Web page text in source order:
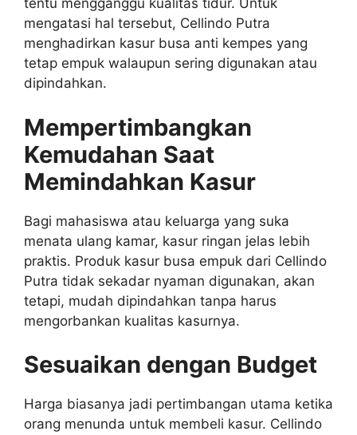
tentu mengganggu kualitas tidur. Untuk
mengatasi hal tersebut, Cellindo Putra
menghadirkan kasur busa anti kempes yang
tetap empuk walaupun sering digunakan atau
dipindahkan.
Mempertimbangkan
Kemudahan Saat
Memindahkan Kasur
Bagi mahasiswa atau keluarga yang suka
menata ulang kamar, kasur ringan jelas lebih
praktis. Produk kasur busa empuk dari Cellindo
Putra tidak sekadar nyaman digunakan, akan
tetapi, mudah dipindahkan tanpa harus
mengorbankan kualitas kasurnya.
Sesuaikan dengan Budget
Harga biasanya jadi pertimbangan utama ketika
orang menunda untuk membeli kasur. Cellindo